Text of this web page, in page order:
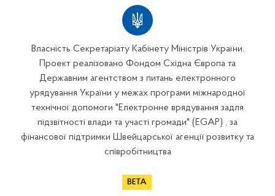
Власність Секретаріату Кабінету Міністрів України.
Проект реалізовано Фондом Східна Європа та
Державним агентством з питань електронного
урядування України у межах програми міжнародної
технічної допомоги "Електронне врядування задля
підзвітності влади та участі громади" (EGAP) , за
фінансової підтримки Швейцарської агенції розвитку та
співробітництва